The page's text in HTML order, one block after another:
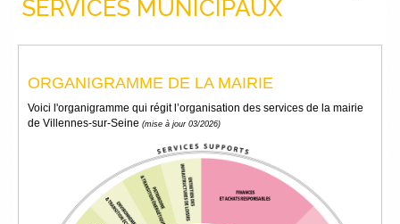
SERVICES MUNICIPAUX
ORGANIGRAMME DE LA MAIRIE
Voici l'organigramme qui régit l’organisation des services de la mairie
de Villennes-sur-Seine (mise à jour 03/2026)